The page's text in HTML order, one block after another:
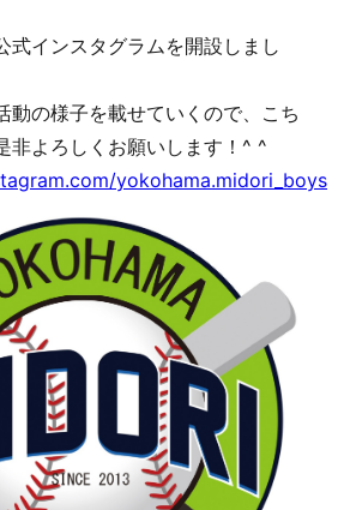
式インスタグラムを開設しまし
動の様子を載せていくので、こち
非よろしくお願いします！^ ^
yokohama.midori_boys